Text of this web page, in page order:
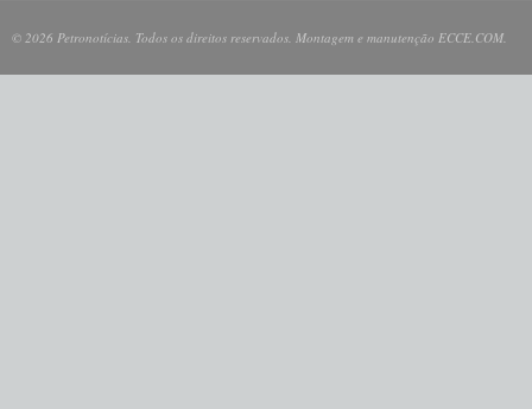
© 2026 Petronotícias. Todos os direitos reservados. Montagem e manutenção ECCE.COM.